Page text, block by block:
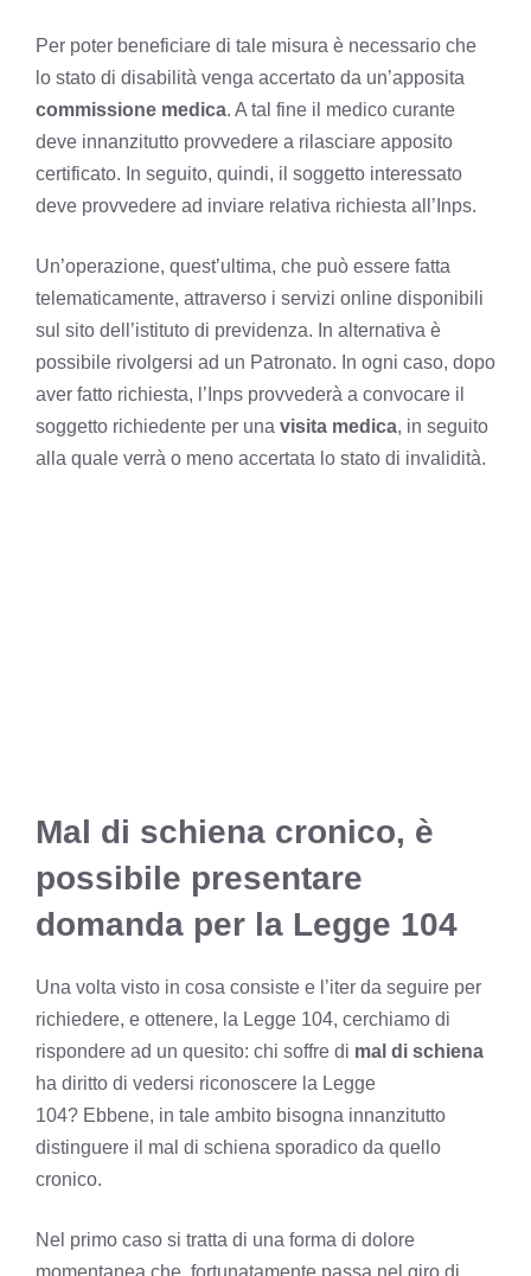
Per poter beneficiare di tale misura è necessario che
lo stato di disabilità venga accertato da un’apposita
commissione medica. A tal fine il medico curante
deve innanzitutto provvedere a rilasciare apposito
certificato. In seguito, quindi, il soggetto interessato
deve provvedere ad inviare relativa richiesta all’Inps.
Un’operazione, quest’ultima, che può essere fatta
telematicamente, attraverso i servizi online disponibili
sul sito dell’istituto di previdenza. In alternativa è
possibile rivolgersi ad un Patronato. In ogni caso, dopo
aver fatto richiesta, l’Inps provvederà a convocare il
soggetto richiedente per una visita medica, in seguito
alla quale verrà o meno accertata lo stato di invalidità.
Mal di schiena cronico, è
possibile presentare
domanda per la Legge 104
Una volta visto in cosa consiste e l’iter da seguire per
richiedere, e ottenere, la Legge 104, cerchiamo di
rispondere ad un quesito: chi soffre di mal di schiena
ha diritto di vedersi riconoscere la Legge
104? Ebbene, in tale ambito bisogna innanzitutto
distinguere il mal di schiena sporadico da quello
cronico.
Nel primo caso si tratta di una forma di dolore
momentanea che, fortunatamente passa nel giro di